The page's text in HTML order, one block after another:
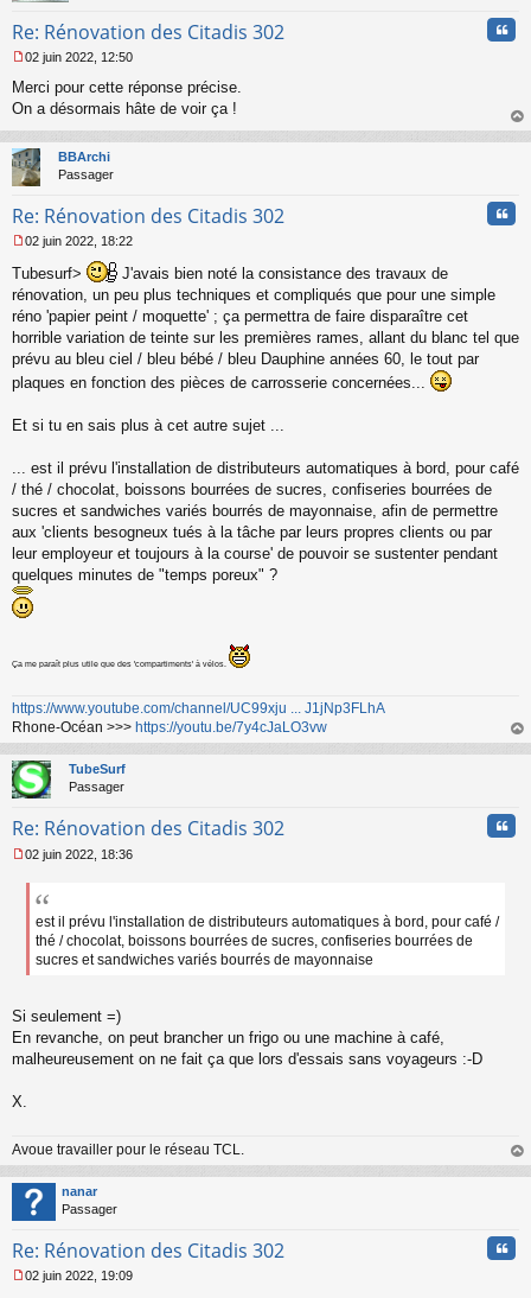
Re: Rénovation des Citadis 302
e
s
a
g
e
o
l
u
02 juin 2022, 12:50
Merci pour cette réponse précise.
On a désormais hâte de voir ça !
au
BBArchi
Passager
Re: Rénovation des Citadis 302
e
s
a
g
e
n
l
02 juin 2022, 18:22
Tubesurf>
J'avais bien noté la consistance des travaux de
rénovation, un peu plus techniques et compliqués que pour une simple
réno 'papier peint / moquette' ; ça permettra de faire disparaître cet
horrible variation de teinte sur les premières rames, allant du blanc tel que
prévu au bleu ciel / bleu bébé / bleu Dauphine années 60, le tout par
plaques en fonction des pièces de carrosserie concernées...
Et si tu en sais plus à cet autre sujet ...
... est il prévu l'installation de distributeurs automatiques à bord, pour café
/ thé / chocolat, boissons bourrées de sucres, confiseries bourrées de
sucres et sandwiches variés bourrés de mayonnaise, afin de permettre
aux 'clients besogneux tués à la tâche par leurs propres clients ou par
leur employeur et toujours à la course' de pouvoir se sustenter pendant
quelques minutes de "temps poreux" ?
Ça me paraît plus utile que des 'compartiments' à vélos.
https://www.youtube.com/channel/UC99xju ... J1jNp3FLhA
Rhone-Océan >>> https://youtu.be/7y4cJaLO3vw
au
TubeSurf
Passager
Re: Rénovation des Citadis 302
e
e
u
02 juin 2022, 18:36
est il prévu l'installation de distributeurs automatiques à bord, pour café /
thé / chocolat, boissons bourrées de sucres, confiseries bourrées de
sucres et sandwiches variés bourrés de mayonnaise
Si seulement =)
En revanche, on peut brancher un frigo ou une machine à café,
malheureusement on ne fait ça que lors d'essais sans voyageurs :-D
X.
Avoue travailler pour le réseau TCL.
au
nanar
Passager
Re: Rénovation des Citadis 302
02 juin 2022, 19:09